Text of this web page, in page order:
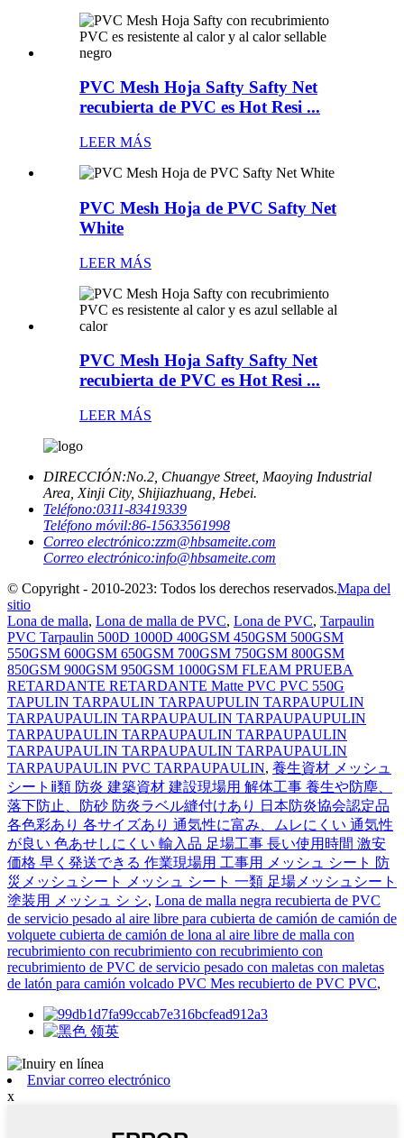
PVC Mesh Hoja Safty Safty Net
recubierta de PVC es Hot Resi ...
LEER MÁS
PVC Mesh Hoja de PVC Safty Net
White
LEER MÁS
PVC Mesh Hoja Safty Safty Net
recubierta de PVC es Hot Resi ...
LEER MÁS
DIRECCIÓN:No.2, Chuangye Street, Maoying Industrial
Area, Xinji City, Shijiazhuang, Hebei.
Teléfono:0311-83419339
Teléfono móvil:86-15633561998
Correo electrónico:zzm@hbsameite.com
Correo electrónico:info@hbsameite.com
© Copyright - 2010-2023: Todos los derechos reservados.Mapa del
sitio
Lona de malla, Lona de malla de PVC, Lona de PVC, Tarpaulin
PVC Tarpaulin 500D 1000D 400GSM 450GSM 500GSM
550GSM 600GSM 650GSM 700GSM 750GSM 800GSM
850GSM 900GSM 950GSM 1000GSM FLEAM PRUEBA
RETARDANTE RETARDANTE Matte PVC PVC 550G
TAPULIN TARPAULIN TARPAUPULIN TARPAUPULIN
TARPAUPAULIN TARPAUPAULIN TARPAUPAUPULIN
TARPAUPAULIN TARPAUPAULIN TARPAUPAULIN
TARPAUPAULIN TARPAUPAULIN TARPAUPAULIN
TARPAUPAULIN PVC TARPAUPAULIN, 養生資材 メッシュ
シートⅱ類 防炎 建築資材 建設現場用 解体工事 養生や防塵、
落下防止、防砂 防炎ラベル縫付けあり 日本防炎協会認定品
各色彩あり 各サイズあり 通気性に富み、ムレにくい 通気性
が良い 色あせしにくい 輸入品 足場工事 長い使用時間 激安
価格 早く発送できる 作業現場用 工事用 メッシュ シート 防
災メッシュシート メッシュ シート 一類 足場メッシュシート
塗装用 メッシュ シ シ, Lona de malla negra recubierta de PVC
de servicio pesado al aire libre para cubierta de camión de camión de
volquete cubierta de camión de lona al aire libre de malla con
recubrimiento con recubrimiento con recubrimiento con
recubrimiento de PVC de servicio pesado con maletas con maletas
de latón para camión volcado PVC Mes recubierto de PVC PVC,
Enviar correo electrónico
x